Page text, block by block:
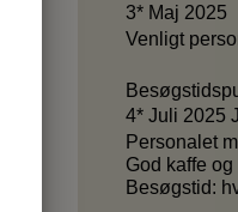
3* Maj 2025
Venligt
4* Juli 2025
Personalet
God kaffe og
Besøgstid: